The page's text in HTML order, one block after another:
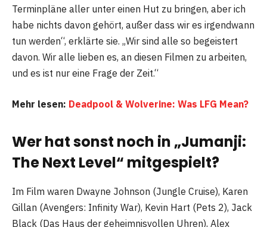
Terminpläne aller unter einen Hut zu bringen, aber ich
habe nichts davon gehört, außer dass wir es irgendwann
tun werden“, erklärte sie. „Wir sind alle so begeistert
davon. Wir alle lieben es, an diesen Filmen zu arbeiten,
und es ist nur eine Frage der Zeit.“
Mehr lesen: Deadpool & Wolverine: Was LFG Mean?
Wer hat sonst noch in „Jumanji:
The Next Level“ mitgespielt?
Im Film waren Dwayne Johnson (Jungle Cruise), Karen
Gillan (Avengers: Infinity War), Kevin Hart (Pets 2), Jack
Black (Das Haus der geheimnisvollen Uhren), Alex